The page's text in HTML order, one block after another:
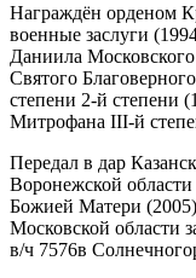
Награждён орденом
военные заслуги
Даниила
Святого
степени 2-й степени
Митрофана III-й
Передал в дар
Воронежской
Божией Матери
Московской области
в/ч 7576в